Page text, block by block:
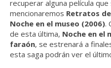
recuperar alguna película
mencionaremos Retratos
Noche en el museo (2006).
de esta última, Noche en el
faraón, se estrenará a
esta saga podrán ver el